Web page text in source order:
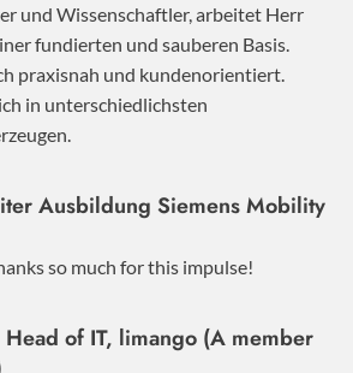
und Wissenschaftler, arbeitet Herr
fundierten und sauberen Basis.
praxisnah und kundenorientiert.
in unterschiedlichsten
Ausbildung Siemens Mobility
so much for this impulse!
of IT, limango (A member